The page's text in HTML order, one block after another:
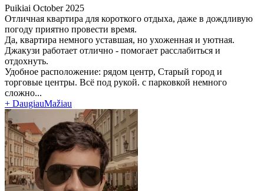
Puikiai October 2025
Отличная квартира для короткого отдыха, даже в дождливую
погоду приятно провести время.
Да, квартира немного уставшая, но ухоженная и уютная.
Джакузи работает отлично - помогает расслабиться и
отдохнуть.
Удобное расположение: рядом центр, Старый город и
торговые центры. Всё под рукой. с парковкой немного
сложно...
+ DaugiauMažiau